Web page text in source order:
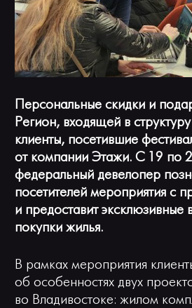
Персональные скидки и
Регион, входящей в
клиенты, посетившие
от компании Этажи. С 19 по
федеральный девелопер
посетителей мероприятия с
и предоставит эксклюзивные
покупки жилья.
В рамках мероприятия
об особенностях двух
во Владивостоке: жилом